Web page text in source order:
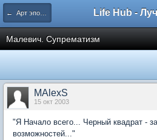
← Арт эпохи «Возрождения»
Малевич. Супрематизм
MAlexS
15 окт 2003
"Я Начало всего... Черный квадрат -
возможностей..."